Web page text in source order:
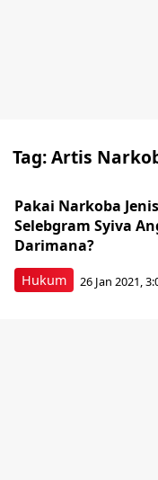
Tag:Artis
Hukum
Pakai Narkoba
Selebgram Syiva
Darimana?
26 Jan 2021,